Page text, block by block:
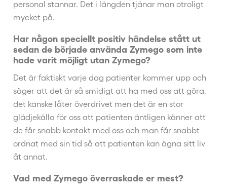
personal stannar. Det i längden tjänar man otroligt
mycket på.
Har någon speciellt positiv händelse stått ut
sedan de började använda Zymego som inte
hade varit möjligt utan Zymego?
Det är faktiskt varje dag patienter kommer upp och
säger att det är så smidigt att ha med oss att göra,
det kanske låter överdrivet men det är en stor
glädjekälla för oss att patienten äntligen känner att
de får snabb kontakt med oss och man får snabbt
ordnat med sin tid så att patienten kan ägna sitt liv
åt annat.
Vad med Zymego överraskade er mest?